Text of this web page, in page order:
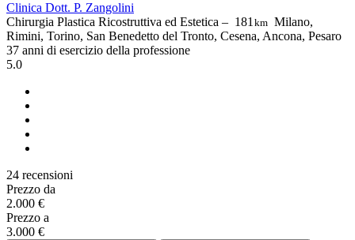
Clinica Dott. P. Zangolini
Chirurgia Plastica Ricostruttiva ed Estetica – 181km Milano,
Rimini, Torino, San Benedetto del Tronto, Cesena, Ancona, Pesaro
37 anni di esercizio della professione
5.0
24 recensioni
Prezzo da
2.000 €
Prezzo a
3.000 €